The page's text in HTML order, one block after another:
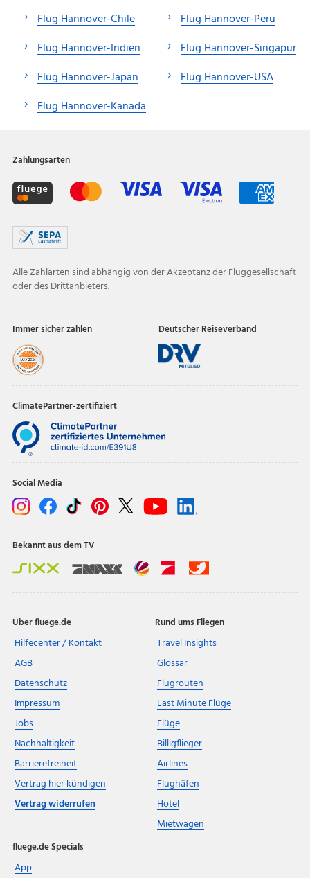
Flug Hannover-Chile
Flug Hannover-Indien
Flug Hannover-Japan
Flug Hannover-Kanada
Flug Hannover-Peru
Flug Hannover-Singapur
Flug Hannover-USA